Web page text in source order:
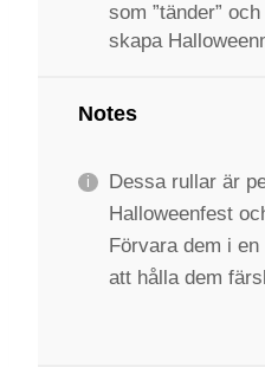
som ”tänder”
skapa
Notes
Dessa rullar är
Halloweenfest
Förvara dem i
att hålla dem